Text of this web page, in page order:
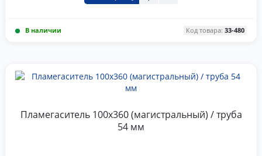
В наличии Код товара: 33-480
Пламегаситель 100x360 (магистральный) / труба
54 мм